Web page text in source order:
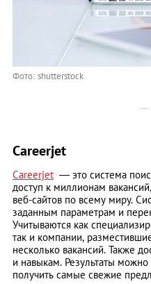
Фото: shutterstock
Careerjet
Careerjet — это система
доступ к миллионам
веб-сайтов по всему миру.
заданным параметрам и
Учитываются как
так и компании,
несколько вакансий. Также
и навыкам. Результаты
получить самые свежие